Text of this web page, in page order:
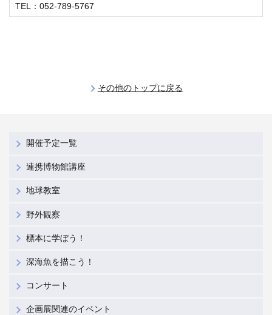
TEL：052-789-5767
その他のトップに戻る
開催予定一覧
連携博物館講座
地球教室
野外観察
標本に学ぼう！
深海魚を描こう！
コンサート
企画展関連のイベント